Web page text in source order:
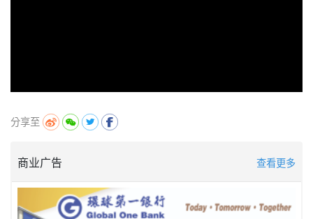
分享至
商业广告 查看更多